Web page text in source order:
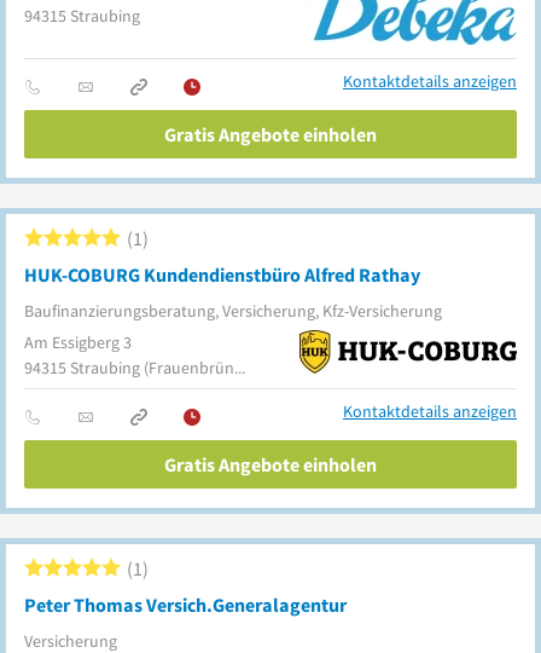
94315 Straubing
Kontaktdetails anzeigen
Gratis Angebote einholen
HUK-COBURG Kundendienstbüro Alfred Rathay
Baufinanzierungsberatung, Versicherung, Kfz-Versicherung
1
Am Essigberg 3
94315 Straubing (Frauenbrünnl)
Kontaktdetails anzeigen
Gratis Angebote einholen
Peter Thomas Versich.Generalagentur
Versicherung
1